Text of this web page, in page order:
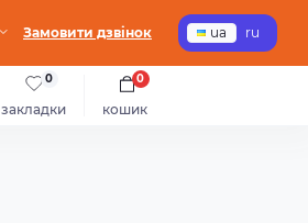
Замовити дзвінок ua ru
закладки
0
кошик
0